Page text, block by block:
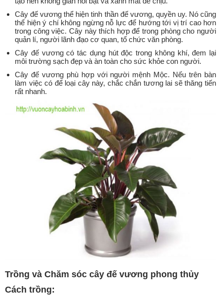
Cây đế vương thể hiện tinh thần đế vương, quyền uy. Nó cũng
thể hiện ý chí không ngừng nỗ lực để hướng tới vị trí cao hơn
trong công việc. Cây này thích hợp để trong phòng cho người
quản lí, người lãnh đạo cơ quan, tổ chức văn phòng.
Cây đế vương có tác dụng hút độc trong không khí, đem lại
môi trường sạch đẹp và àn toàn cho sức khỏe con người.
Cây đế vương phù hợp với người mệnh Mộc. Nếu trên bàn
làm việc có để loại cây này, chắc chắn tương lai sẽ thăng tiến
rất nhanh.
Trồng và Chăm sóc cây đế vương phong thủy
Cách trồng: